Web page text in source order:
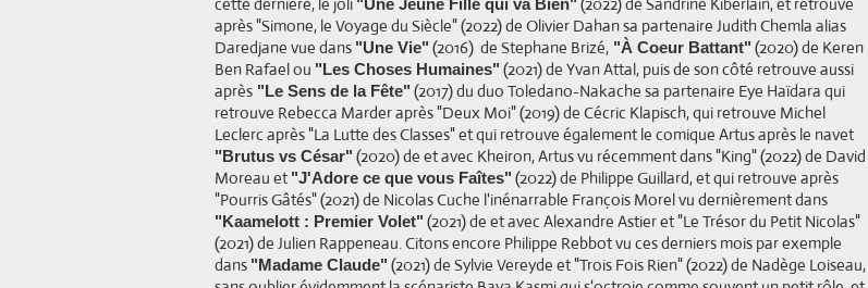
"Une Jeune Fille qui va Bien"
après "Simone, le Voyage du Siècle" (2022) de Olivier Dahan sa partenaire Judith Chemla alias
Daredjane vue dans "Une Vie" (2016) de Stephane Brizé, "À Coeur Battant" (2020) de Keren
Ben Rafael ou "Les Choses Humaines" (2021) de Yvan Attal, puis de son côté retrouve aussi
après "Le Sens de la Fête" (2017) du duo Toledano-Nakache sa partenaire Eye Haïdara qui
retrouve Rebecca Marder après "Deux Moi" (2019) de Cécric Klapisch, qui retrouve Michel
Leclerc après "La Lutte des Classes" et qui retrouve également le comique Artus après le navet
"Brutus vs César" (2020) de et avec Kheiron, Artus vu récemment dans "King" (2022) de David
Moreau et "J'Adore ce que vous Faîtes" (2022) de Philippe Guillard, et qui retrouve après
"Pourris Gâtés" (2021) de Nicolas Cuche l'inénarrable François Morel vu dernièrement dans
"Kaamelott : Premier Volet" (2021) de et avec Alexandre Astier et "Le Trésor du Petit Nicolas"
(2021) de Julien Rappeneau. Citons encore Philippe Rebbot vu ces derniers mois par exemple
dans "Madame Claude" (2021) de Sylvie Vereyde et "Trois Fois Rien" (2022) de Nadège Loiseau,